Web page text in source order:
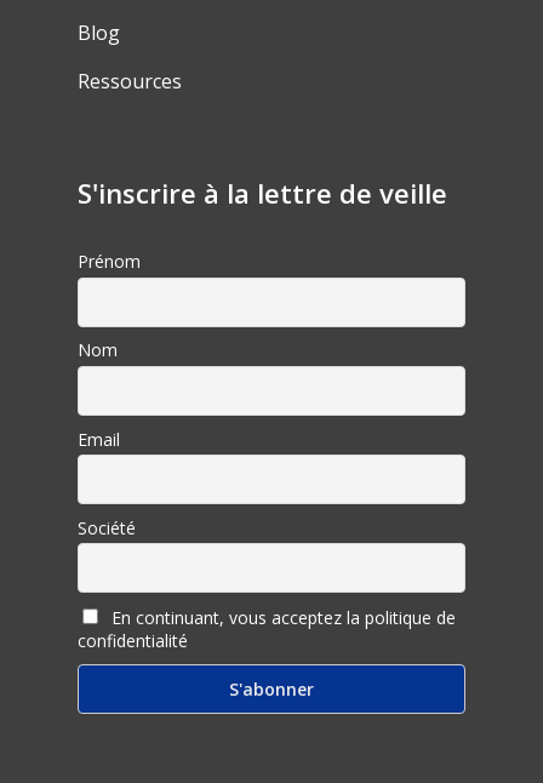
Blog
Ressources
S'inscrire à la lettre de veille
Prénom
Nom
Email
Société
En continuant, vous acceptez la politique de
confidentialité